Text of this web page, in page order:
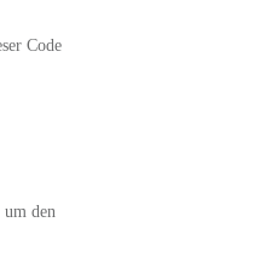
Code
um den